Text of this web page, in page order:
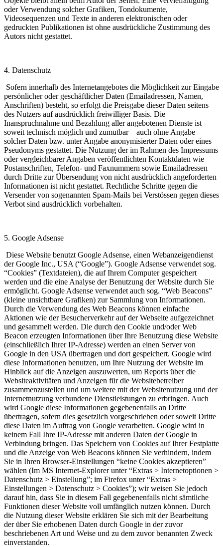
oder Verwendung solcher Grafiken, Tondokumente,
Videosequenzen und Texte in anderen elektronischen oder
gedruckten Publikationen ist ohne ausdrückliche Zustimmung des
Autors nicht gestattet.
4. Datenschutz
Sofern innerhalb des Internetangebotes die Möglichkeit zur Eingabe
persönlicher oder geschäftlicher Daten (Emailadressen, Namen,
Anschriften) besteht, so erfolgt die Preisgabe dieser Daten seitens
des Nutzers auf ausdrücklich freiwilliger Basis. Die
Inanspruchnahme und Bezahlung aller angebotenen Dienste ist –
soweit technisch möglich und zumutbar – auch ohne Angabe
solcher Daten bzw. unter Angabe anonymisierter Daten oder eines
Pseudonyms gestattet. Die Nutzung der im Rahmen des Impressums
oder vergleichbarer Angaben veröffentlichten Kontaktdaten wie
Postanschriften, Telefon- und Faxnummern sowie Emailadressen
durch Dritte zur Übersendung von nicht ausdrücklich angeforderten
Informationen ist nicht gestattet. Rechtliche Schritte gegen die
Versender von sogenannten Spam-Mails bei Verstössen gegen dieses
Verbot sind ausdrücklich vorbehalten.
5. Google Adsense
Diese Website benutzt Google Adsense, einen Webanzeigendienst
der Google Inc., USA (“Google”). Google Adsense verwendet sog.
“Cookies” (Textdateien), die auf Ihrem Computer gespeichert
werden und die eine Analyse der Benutzung der Website durch Sie
ermöglicht. Google Adsense verwendet auch sog. “Web Beacons”
(kleine unsichtbare Grafiken) zur Sammlung von Informationen.
Durch die Verwendung des Web Beacons können einfache
Aktionen wie der Besucherverkehr auf der Webseite aufgezeichnet
und gesammelt werden. Die durch den Cookie und/oder Web
Beacon erzeugten Informationen über Ihre Benutzung diese Website
(einschließlich Ihrer IP-Adresse) werden an einen Server von
Google in den USA übertragen und dort gespeichert. Google wird
diese Informationen benutzen, um Ihre Nutzung der Website im
Hinblick auf die Anzeigen auszuwerten, um Reports über die
Websiteaktivitäten und Anzeigen für die Websitebetreiber
zusammenzustellen und um weitere mit der Websitenutzung und der
Internetnutzung verbundene Dienstleistungen zu erbringen. Auch
wird Google diese Informationen gegebenenfalls an Dritte
übertragen, sofern dies gesetzlich vorgeschrieben oder soweit Dritte
diese Daten im Auftrag von Google verarbeiten. Google wird in
keinem Fall Ihre IP-Adresse mit anderen Daten der Google in
Verbindung bringen. Das Speichern von Cookies auf Ihrer Festplatte
und die Anzeige von Web Beacons können Sie verhindern, indem
Sie in Ihren Browser-Einstellungen “keine Cookies akzeptieren”
wählen (Im MS Internet-Explorer unter “Extras > Internetoptionen >
Datenschutz > Einstellung”; im Firefox unter “Extras >
Einstellungen > Datenschutz > Cookies”); wir weisen Sie jedoch
darauf hin, dass Sie in diesem Fall gegebenenfalls nicht sämtliche
Funktionen dieser Website voll umfänglich nutzen können. Durch
die Nutzung dieser Website erklären Sie sich mit der Bearbeitung
der über Sie erhobenen Daten durch Google in der zuvor
beschriebenen Art und Weise und zu dem zuvor benannten Zweck
einverstanden.